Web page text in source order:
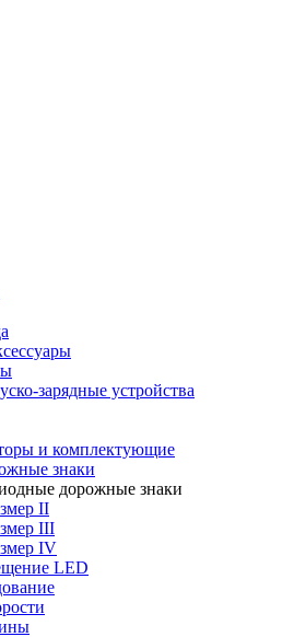
зарядные устройства
и комплектующие
знаки
дорожные знаки
II
III
IV
LED